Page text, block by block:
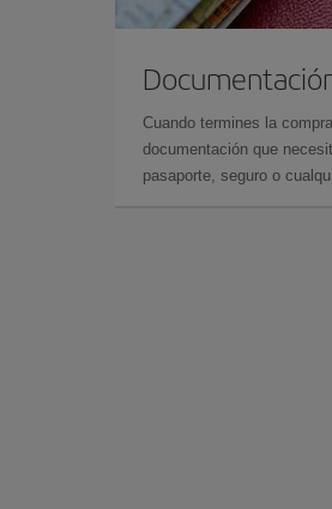
Cuando termines la
documentación que
pasaporte, seguro o